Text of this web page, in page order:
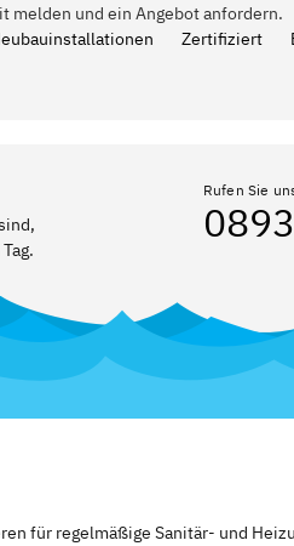
melden und ein Angebot anfordern.
Zertifiziert
Rufen Sie
für regelmäßige Sanitär- und